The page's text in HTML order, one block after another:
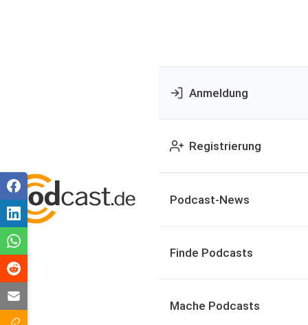
Anmeldung
Registrierung
Podcast-News
Finde Podcasts
Mache Podcasts